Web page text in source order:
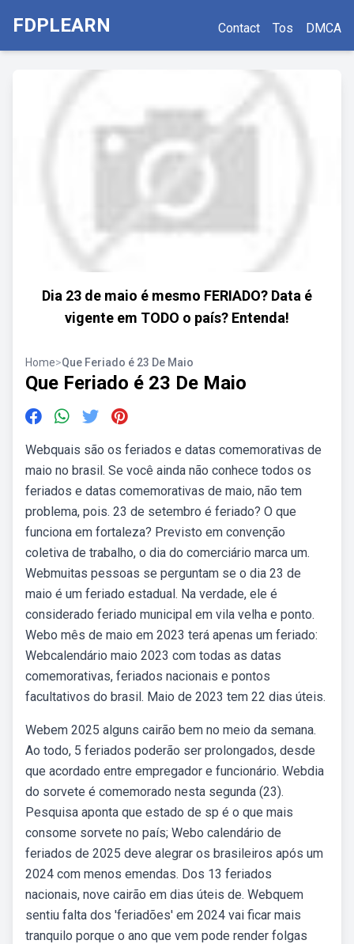
FDPLEARN Contact Tos DMCA
Dia 23 de maio é mesmo FERIADO? Data é
vigente em TODO o país? Entenda!
Home>Que Feriado é 23 De Maio
Que Feriado é 23 De Maio
Webquais são os feriados e datas comemorativas de
maio no brasil. Se você ainda não conhece todos os
feriados e datas comemorativas de maio, não tem
problema, pois. 23 de setembro é feriado? O que
funciona em fortaleza? Previsto em convenção
coletiva de trabalho, o dia do comerciário marca um.
Webmuitas pessoas se perguntam se o dia 23 de
maio é um feriado estadual. Na verdade, ele é
considerado feriado municipal em vila velha e ponto.
Webo mês de maio em 2023 terá apenas um feriado:
Webcalendário maio 2023 com todas as datas
comemorativas, feriados nacionais e pontos
facultativos do brasil. Maio de 2023 tem 22 dias úteis.
Webem 2025 alguns cairão bem no meio da semana.
Ao todo, 5 feriados poderão ser prolongados, desde
que acordado entre empregador e funcionário. Webdia
do sorvete é comemorado nesta segunda (23).
Pesquisa aponta que estado de sp é o que mais
consome sorvete no país; Webo calendário de
feriados de 2025 deve alegrar os brasileiros após um
2024 com menos emendas. Dos 13 feriados
nacionais, nove cairão em dias úteis de. Webquem
sentiu falta dos 'feriadões' em 2024 vai ficar mais
tranquilo porque o ano que vem pode render folgas